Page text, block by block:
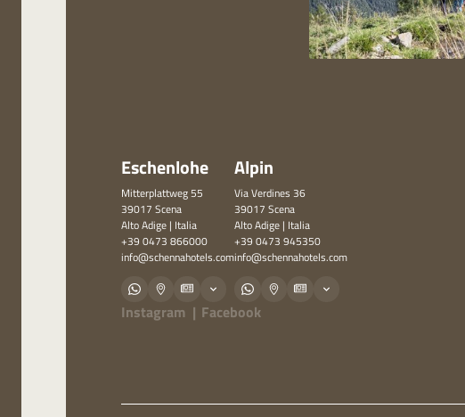
Eschenlohe
Mitterplattweg 55
39017 Scena
Alto Adige | Italia
+39 0473 866000
info@schennahotels.com
Alpin
Via Verdines 36
39017 Scena
Alto Adige | Italia
+39 0473 945350
info@schennahotels.com
Instagram | Facebook